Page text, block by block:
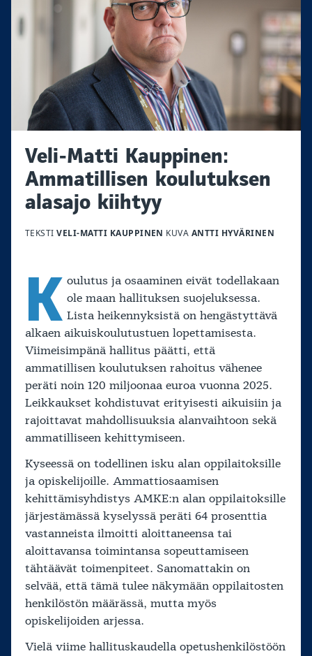
Veli-Matti Kauppinen:
Ammatillisen koulutuksen
alasajo kiihtyy
TEKSTIVELI-MATTI KAUPPINEN KUVA ANTTI HYVÄRINEN
K oulutus ja osaaminen eivät todellakaan
ole maan hallituksen suojeluksessa.
Lista heikennyksistä on hengästyttävä
alkaen aikuiskoulutustuen lopettamisesta.
Viimeisimpänä hallitus päätti, että
ammatillisen koulutuksen rahoitus vähenee
peräti noin 120 miljoonaa euroa vuonna 2025.
Leikkaukset kohdistuvat erityisesti aikuisiin ja
rajoittavat mahdollisuuksia alanvaihtoon sekä
ammatilliseen kehittymiseen.
Kyseessä on todellinen isku alan oppilaitoksille
ja opiskelijoille. Ammattiosaamisen
kehittämisyhdistys AMKE:n alan oppilaitoksille
järjestämässä kyselyssä peräti 64 prosenttia
vastanneista ilmoitti aloittaneensa tai
aloittavansa toimintansa sopeuttamiseen
tähtäävät toimenpiteet. Sanomattakin on
selvää, että tämä tulee näkymään oppilaitosten
henkilöstön määrässä, mutta myös
opiskelijoiden arjessa.
Vielä viime hallituskaudella opetushenkilöstöön